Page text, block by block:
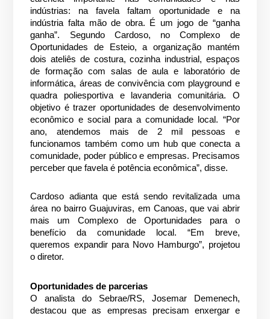
indústrias: na favela faltam oportunidade e na
indústria falta mão de obra. É um jogo de “ganha
ganha”. Segundo Cardoso, no Complexo de
Oportunidades de Esteio, a organização mantém
dois ateliês de costura, cozinha industrial, espaços
de formação com salas de aula e laboratório de
informática, áreas de convivência com playground e
quadra poliesportiva e lavanderia comunitária. O
objetivo é trazer oportunidades de desenvolvimento
econômico e social para a comunidade local. “Por
ano, atendemos mais de 2 mil pessoas e
funcionamos também como um hub que conecta a
comunidade, poder público e empresas. Precisamos
perceber que favela é potência econômica”, disse.
Cardoso adianta que está sendo revitalizada uma
área no bairro Guajuviras, em Canoas, que vai abrir
mais um Complexo de Oportunidades para o
benefício da comunidade local. “Em breve,
queremos expandir para Novo Hamburgo”, projetou
o diretor.
Oportunidades de parcerias
O analista do Sebrae/RS, Josemar Demenech,
destacou que as empresas precisam enxergar e